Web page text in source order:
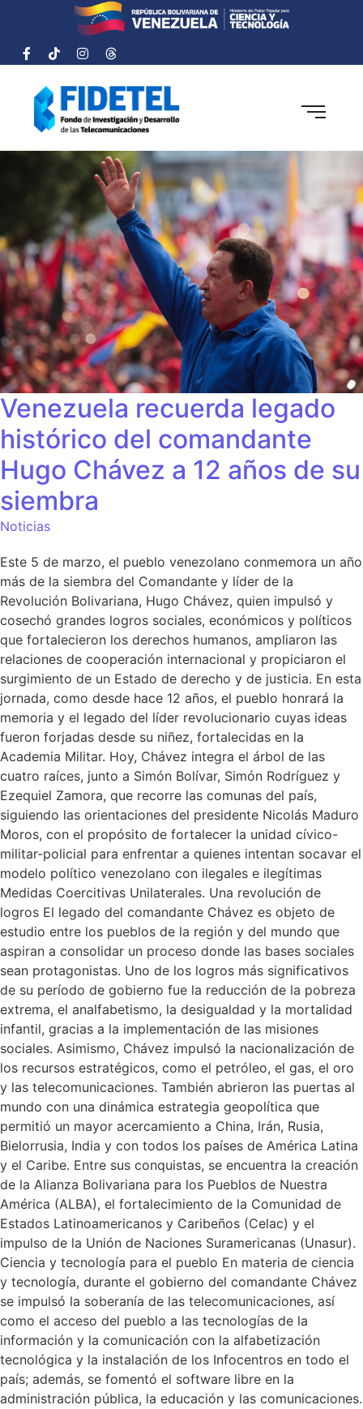
Venezuela recuerda legado
histórico del comandante
Hugo Chávez a 12 años de su
siembra
Noticias
Este 5 de marzo, el pueblo venezolano conmemora un año
más de la siembra del Comandante y líder de la
Revolución Bolivariana, Hugo Chávez, quien impulsó y
cosechó grandes logros sociales, económicos y políticos
que fortalecieron los derechos humanos, ampliaron las
relaciones de cooperación internacional y propiciaron el
surgimiento de un Estado de derecho y de justicia. En esta
jornada, como desde hace 12 años, el pueblo honrará la
memoria y el legado del líder revolucionario cuyas ideas
fueron forjadas desde su niñez, fortalecidas en la
Academia Militar. Hoy, Chávez integra el árbol de las
cuatro raíces, junto a Simón Bolívar, Simón Rodríguez y
Ezequiel Zamora, que recorre las comunas del país,
siguiendo las orientaciones del presidente Nicolás Maduro
Moros, con el propósito de fortalecer la unidad cívico-
militar-policial para enfrentar a quienes intentan socavar el
modelo político venezolano con ilegales e ilegítimas
Medidas Coercitivas Unilaterales. Una revolución de
logros El legado del comandante Chávez es objeto de
estudio entre los pueblos de la región y del mundo que
aspiran a consolidar un proceso donde las bases sociales
sean protagonistas. Uno de los logros más significativos
de su período de gobierno fue la reducción de la pobreza
extrema, el analfabetismo, la desigualdad y la mortalidad
infantil, gracias a la implementación de las misiones
sociales. Asimismo, Chávez impulsó la nacionalización de
los recursos estratégicos, como el petróleo, el gas, el oro
y las telecomunicaciones. También abrieron las puertas al
mundo con una dinámica estrategia geopolítica que
permitió un mayor acercamiento a China, Irán, Rusia,
Bielorrusia, India y con todos los países de América Latina
y el Caribe. Entre sus conquistas, se encuentra la creación
de la Alianza Bolivariana para los Pueblos de Nuestra
América (ALBA), el fortalecimiento de la Comunidad de
Estados Latinoamericanos y Caribeños (Celac) y el
impulso de la Unión de Naciones Suramericanas (Unasur).
Ciencia y tecnología para el pueblo En materia de ciencia
y tecnología, durante el gobierno del comandante Chávez
se impulsó la soberanía de las telecomunicaciones, así
como el acceso del pueblo a las tecnologías de la
información y la comunicación con la alfabetización
tecnológica y la instalación de los Infocentros en todo el
país; además, se fomentó el software libre en la
administración pública, la educación y las comunicaciones.